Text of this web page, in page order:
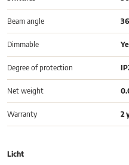
Beam angle
Dimmable
Degree of protection
Net weight
Warranty 2
Licht